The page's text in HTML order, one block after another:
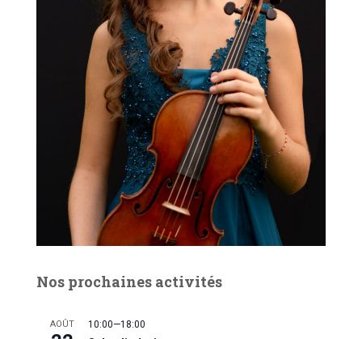
Nos prochaines activités
AOÛT 10:00—18:00